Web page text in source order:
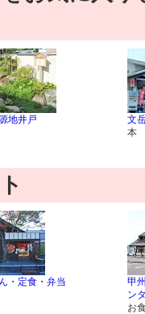
地井戸
文
本
・定食・弁当
甲
ン
お